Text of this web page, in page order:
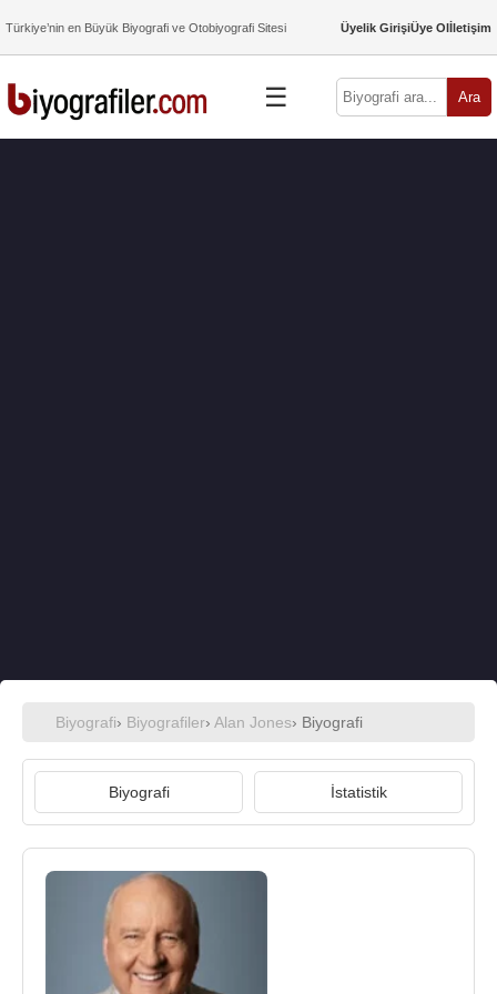
Türkiye’nin en Büyük Biyografi ve Otobiyografi Sitesi Üyelik GirişiÜye Olİletişim
☰ Ara
Biyografi› Biyografiler› Alan Jones› Biyografi
Biyografi İstatistik